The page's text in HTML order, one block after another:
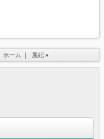
ホーム ｜ 麗妃»